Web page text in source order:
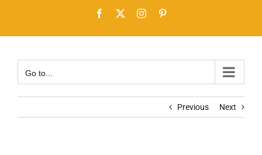
Facebook Instagram
Go to...
Previous Next